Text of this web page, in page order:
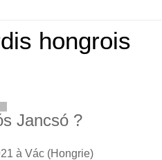
hongrois
Jancsó ?
à Vác (Hongrie)